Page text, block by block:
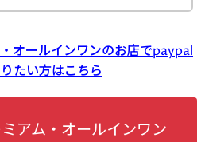
オールインワンのお店でpaypal
たい方はこちら
アム・オールインワン